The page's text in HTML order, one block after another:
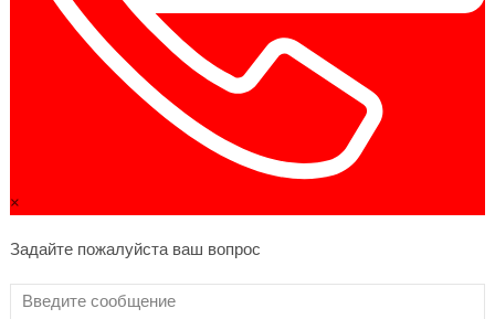
×
Задайте пожалуйста ваш вопрос